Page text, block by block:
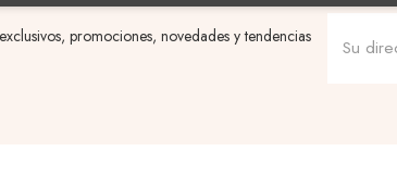
promociones, novedades y tendencias